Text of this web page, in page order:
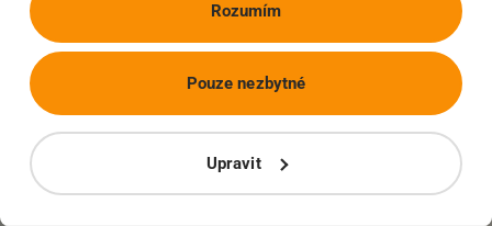
Rozumím
Upravit
Pouze nezbytné